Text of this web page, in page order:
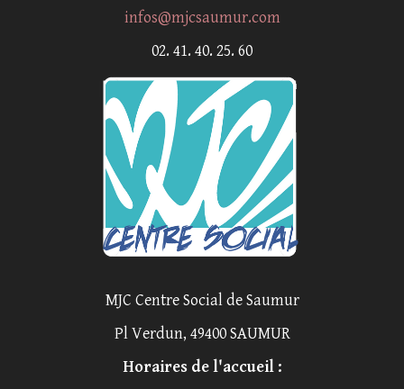
infos@mjcsaumur.com
02. 41. 40. 25. 60
MJC Centre Social de Saumur
Pl Verdun, 49400 SAUMUR
Horaires de l'accueil :